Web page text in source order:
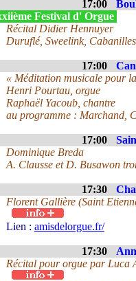
17:00
Festival d' Orgue
Récital Didier Hennuyer
Duruflé, Sweelink,
17:00
« Méditation musicale pour
Henri Pourtau, orgue
Raphaël Yacoub, chantre
au programme : Marchand,
17:00
Dominique Breda
A. Clausse et D. Busawon
17:30
Florent Gallière (Saint
Lien : amisdelorgue.fr/
17:30
Récital pour orgue par Luca